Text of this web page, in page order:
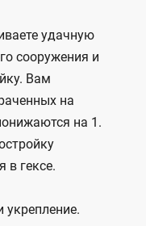
удачную
сооружения и
Вам
на
на 1.
в гексе.
укрепление.